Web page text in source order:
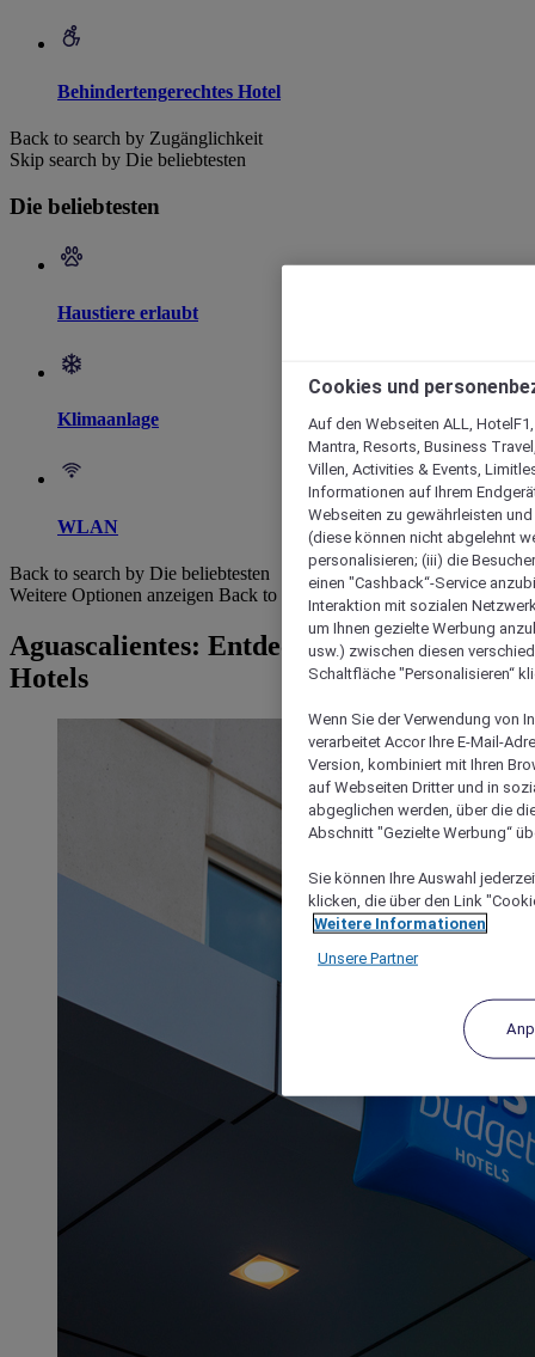
Behindertengerechtes Hotel
Back to search by Zugänglichkeit
Skip search by Die beliebtesten
Die beliebtesten
Haustiere erlaubt
Klimaanlage
WLAN
Back to search by Die beliebtesten
Weitere Optionen anzeigen Back to search by categories
Aguascalientes: Entdecken Sie unsere
Hotels
Cookies und
Auf den Webseiten ALL,
Mantra, Resorts, Business
Villen, Activities & Events,
Informationen auf Ihrem
Webseiten zu gewährleisten
(diese können nicht abgelehnt
personalisieren; (iii) die
einen "Cashback“-Service
Interaktion mit sozialen
um Ihnen gezielte Werbung
usw.) zwischen diesen
Schaltfläche "Personalisieren“
Wenn Sie der Verwendung von
verarbeitet Accor Ihre E-Mail-
Version, kombiniert mit Ihren
auf Webseiten Dritter und in
abgeglichen werden, über die
Abschnitt "Gezielte Werbung“
Sie können Ihre Auswahl
klicken, die über den Link
Weitere Informationen
Unsere Partner